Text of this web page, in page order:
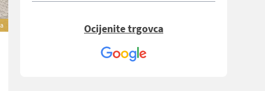
Ocijenite trgovca